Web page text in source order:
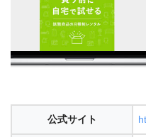
公式サイト